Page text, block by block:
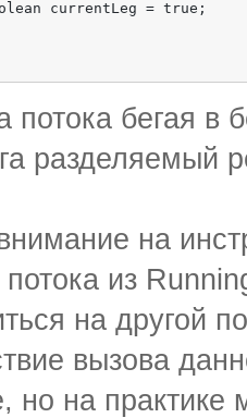
потока бегая в
разделяемый
на
потока из
на другой
вызова
но на